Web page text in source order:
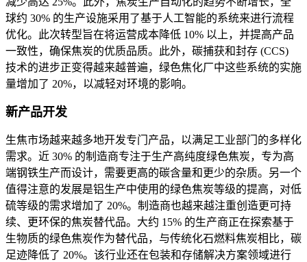
球约 30% 的生产设施采用了基于人工智能的系统来进行流程
优化。此次转型旨在将运营成本降低 10% 以上，并提高产品
一致性，确保焦炭的优质品质。此外，碳捕获和封存 (CCS)
技术的进步正变得越来越普遍，绿色焦化厂中这些系统的实施
量增加了 20%，以减轻对环境的影响。
新产品开发
生焦市场越来越多地开发专门产品，以满足工业部门的多样化
需求。近 30% 的制造商专注于生产高纯度绿色焦炭，专为高
端钢铁生产而设计，需要更高的碳含量和更少的杂质。另一个
值得注意的发展是铝生产中使用的绿色焦炭等级的提高，对低
硫等级的需求增加了 20%。制造商也越来越注重创造更可持
续、更环保的焦炭替代品。大约 15% 的生产商正在探索基于
生物质的绿色焦炭作为替代品，与传统化石燃料焦炭相比，碳
足迹降低了 20%。该行业还在包装和存储解决方案领域进行